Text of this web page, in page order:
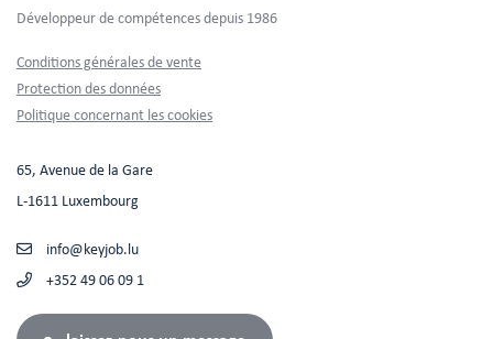
Développeur de compétences depuis 1986
Footer
Conditions générales de vente
Protection des données
Politique concernant les cookies
65, Avenue de la Gare
L-1611 Luxembourg
info@keyjob.lu
+352 49 06 09 1